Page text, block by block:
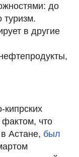
до
туризм.
в другие
кипрских
что
Астане, был